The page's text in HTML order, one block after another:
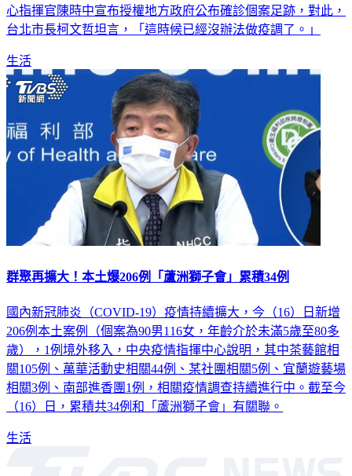
心指揮官陳時中宣布授權地方政府公布確診個案足跡，對此，
台北市長柯文哲坦言，「這時候已經沒辦法做疫調了。」
生活
群聚再擴大！本土爆206例「蘆洲獅子會」累積34例
國內新冠肺炎（COVID-19）疫情持續擴大，今（16）日新增
206例本土案例（個案為90男116女，年齡介於未滿5歲至80多
歲），1例境外移入，中央疫情指揮中心說明，其中茶藝館相
關105例、萬華活動史相關44例、某社團相關5例、宜蘭遊藝場
相關3例、南部進香團1例，相關疫情調查持續進行中。截至今
（16）日，累積共34例和「蘆洲獅子會」有關聯。
生活